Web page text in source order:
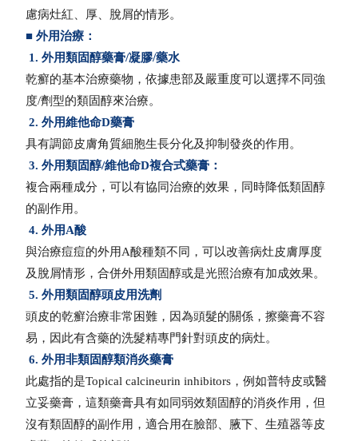
慮病灶紅、厚、脫屑的情形。
■ 外用治療：
1. 外用類固醇藥膏/凝膠/藥水
乾癬的基本治療藥物，依據患部及嚴重度可以選擇不同強
度/劑型的類固醇來治療。
2. 外用維他命D藥膏
具有調節皮膚角質細胞生長分化及抑制發炎的作用。
3. 外用類固醇/維他命D複合式藥膏：
複合兩種成分，可以有協同治療的效果，同時降低類固醇
的副作用。
4. 外用A酸
與治療痘痘的外用A酸種類不同，可以改善病灶皮膚厚度
及脫屑情形，合併外用類固醇或是光照治療有加成效果。
5. 外用類固醇頭皮用洗劑
頭皮的乾癬治療非常困難，因為頭髮的關係，擦藥膏不容
易，因此有含藥的洗髮精專門針對頭皮的病灶。
6. 外用非類固醇類消炎藥膏
此處指的是Topical calcineurin inhibitors，例如普特皮或醫
立妥藥膏，這類藥膏具有如同弱效類固醇的消炎作用，但
沒有類固醇的副作用，適合用在臉部、腋下、生殖器等皮